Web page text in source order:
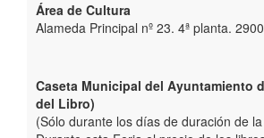
Área de Cultura
Alameda Principal nº 23. 4ª planta.
Caseta Municipal del Ayuntamiento
del Libro)
(Sólo durante los días de duración de